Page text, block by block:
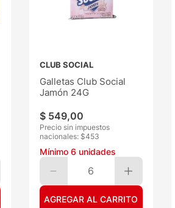
CLUB SOCIAL
Galletas Club Social
Jamón 24G
$ 549,00
Precio sin impuestos
nacionales: $453
Mínimo 6 unidades
6
AGREGAR AL CARRITO